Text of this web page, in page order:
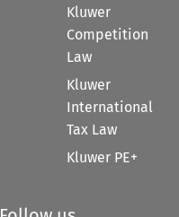
Kluwer
Competition
Law
Kluwer
International
Tax Law
Kluwer PE+